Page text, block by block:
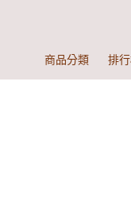
商品分類 排